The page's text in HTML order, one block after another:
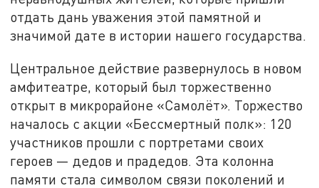
отдать дань уважения этой памятной и
значимой дате в истории нашего государства.
Центральное действие развернулось в новом
амфитеатре, который был торжественно
открыт в микрорайоне «Самолёт». Торжество
началось с акции «Бессмертный полк»: 120
участников прошли с портретами своих
героев — дедов и прадедов. Эта колонна
памяти стала символом связи поколений и